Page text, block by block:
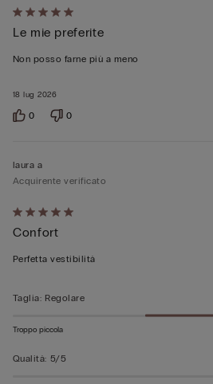
Valutato
5
su
18 lug 2026
Le mie preferite
Non posso farne più a meno
0 0
Valutato
5
su
laura a
Acquirente verificato
Confort
Perfetta vestibilità
Taglia: Regolare
Troppo piccola
Qualità: 5/5